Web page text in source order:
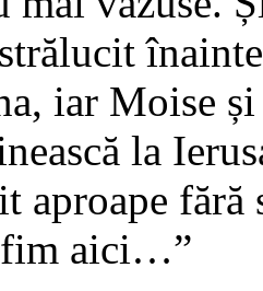
iar Moise
la
aproape fără
fim aici…”